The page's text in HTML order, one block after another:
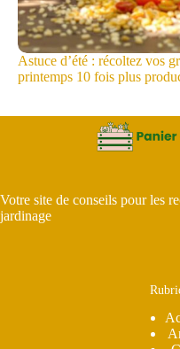
Astuce d’été : récoltez vos
printemps 10 fois plus
Votre site de conseils pour les
jardinage